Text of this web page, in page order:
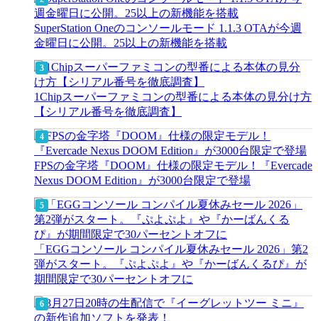
SuperStation Oneのコンソールモード 1.1.3 OTAが今週
金曜日に公開。25以上の新機能を搭載
1Chipスーパーファミコンの型番による本体の見分け方
【シリアル番号を徹底調査】
FPSの金字塔『DOOM』仕様の限定モデル！『Evercade
Nexus DOOM Edition』が3000台限定で登場
「EGGコンソール コンパイル夏休みセール 2026」第2
弾がスタート。『ぷよぷよ』や『かーばんくるぴ』が
期間限定で30パーセントオフに